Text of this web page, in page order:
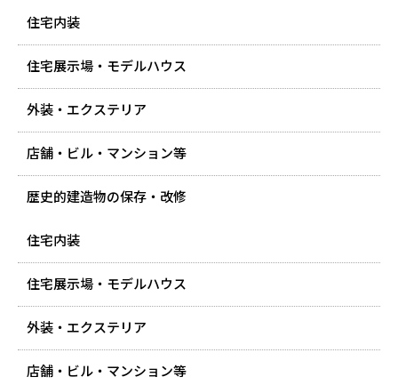
住宅内装
住宅展示場・モデルハウス
外装・エクステリア
店舗・ビル・マンション等
歴史的建造物の保存・改修
住宅内装
住宅展示場・モデルハウス
外装・エクステリア
店舗・ビル・マンション等